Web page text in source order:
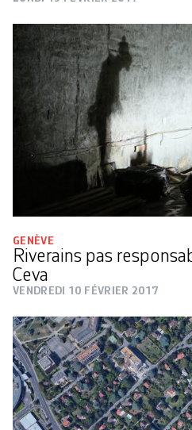
GENÈVE
Riverains pas
Ceva
VENDREDI 10 FÉVRIER 2017